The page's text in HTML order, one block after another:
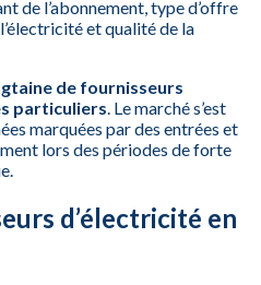
de l’abonnement, type d’offre
et qualité de la
de fournisseurs
particuliers. Le marché s’est
marquées par des entrées et
lors des périodes de forte
d’électricité en